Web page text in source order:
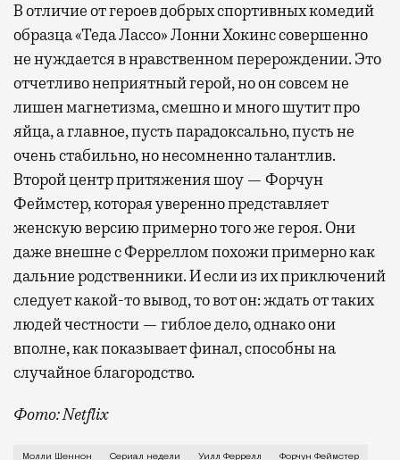
В отличие от героев добрых спортивных комедий
образца «Теда Лассо» Лонни Хокинс совершенно
не нуждается в нравственном перерождении. Это
отчетливо неприятный герой, но он совсем не
лишен магнетизма, смешно и много шутит про
яйца, а главное, пусть парадоксально, пусть не
очень стабильно, но несомненно талантлив.
Второй центр притяжения шоу — Форчун
Феймстер, которая уверенно представляет
женскую версию примерно того же героя. Они
даже внешне с Ферреллом похожи примерно как
дальние родственники. И если из их приключений
следует какой-то вывод, то вот он: ждать от таких
людей честности — гиблое дело, однако они
вполне, как показывает финал, способны на
случайное благородство.
Фото: Netflix
Когда-то Лонни Хокинс (Уилл Феррелл) был
Молли Шеннон Сериал недели Уилл Феррелл Форчун Феймстер